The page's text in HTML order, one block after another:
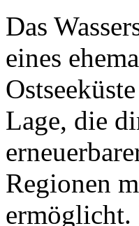
Das
eines
Lage, die
Regionen
ermöglicht.